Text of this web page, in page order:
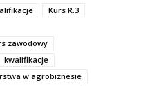
Kurs R.3
zawodowy
kwalifikacje
w agrobiznesie